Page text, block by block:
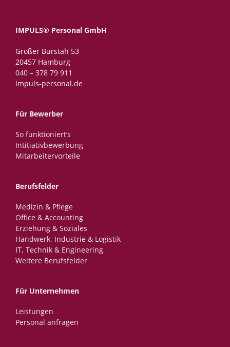
IMPULS® Personal GmbH
Großer Burstah 53
20457 Hamburg
040 – 378 79 911
impuls-personal.de
Für Bewerber
So funktioniert’s
Intitiativbewerbung
Mitarbeitervorteile
Berufsfelder
Medizin & Pflege
Office & Accounting
Erziehung & Soziales
Handwerk, Industrie & Logistik
IT, Technik & Engineering
Weitere Berufsfelder
Für Unternehmen
Leistungen
Personal anfragen